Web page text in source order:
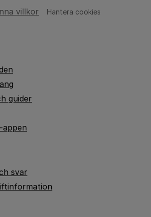
villkor Hantera cookies
guider
appen
svar